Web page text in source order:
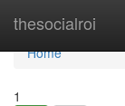
thesocialroi
Home
Home
1